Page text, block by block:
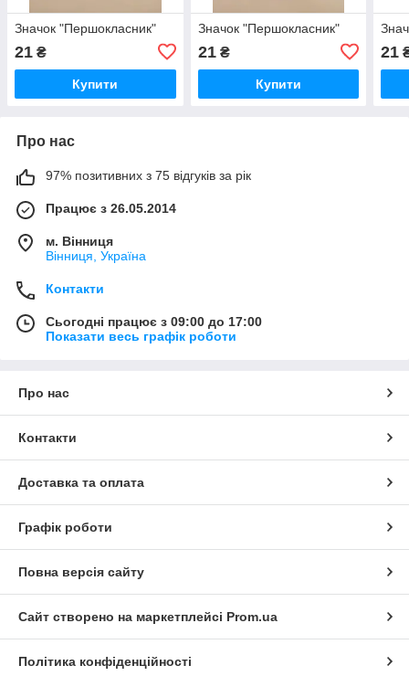
Значок "Першокласник"
21 ₴
Купити
Значок "Першокласник"
21₴
Купити
21
Про нас
97% позитивних з 75 відгуків за рік
Працює з 26.05.2014
м. Вінниця
Вінниця, Україна
Контакти
Сьогодні працює з 09:00 до 17:00
Показати весь графік роботи
Про нас
Контакти
Доставка та оплата
Графік роботи
Повна версія сайту
Сайт створено на маркетплейсі Prom.ua
Політика конфіденційності